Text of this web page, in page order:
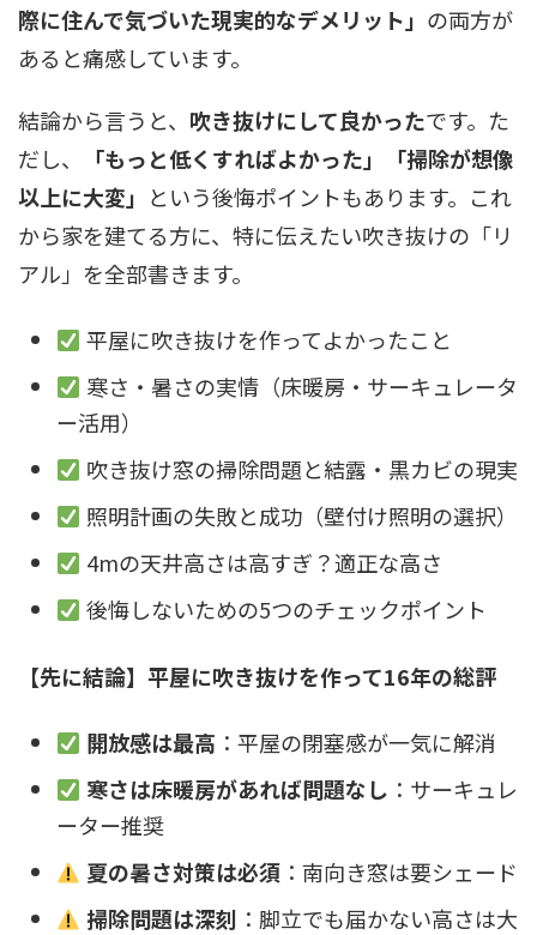
際に住んで気づいた現実的なデメリット」 の両方が
あると痛感しています。
結論から言うと、 吹き抜けにして良かったです。た
だし、
「もっと低くすればよかった」「掃除が想像
以上に大変」 という後悔ポイントもあります。これ
から家を建てる方に、特に伝えたい吹き抜けの「リ
アル」を全部書きます。
平屋に吹き抜けを作ってよかったこと
寒さ・暑さの実情（床暖房・サーキュレータ
ー活用）
吹き抜け窓の掃除問題と結露・黒カビの現実
照明計画の失敗と成功（壁付け照明の選択）
4mの天井高さは高すぎ？適正な高さ
後悔しないための5つのチェックポイント
【先に結論】平屋に吹き抜けを作って16年の総評
開放感は最高 ：平屋の閉塞感が一気に解消
寒さは床暖房があれば問題なし ：サーキュレ
ーター推奨
夏の暑さ対策は必須：南向き窓は要シェード
掃除問題は深刻 ：脚立でも届かない高さは大